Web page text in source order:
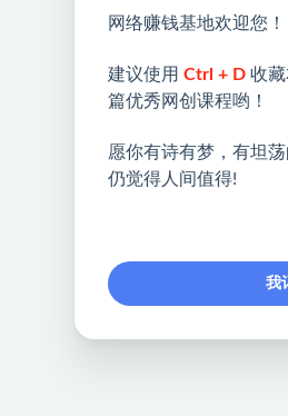
网络赚钱基地欢迎您！
建议使用 Ctrl + D 收
篇优秀网创课程哟！
愿你有诗有梦，有坦
仍觉得人间值得!
我